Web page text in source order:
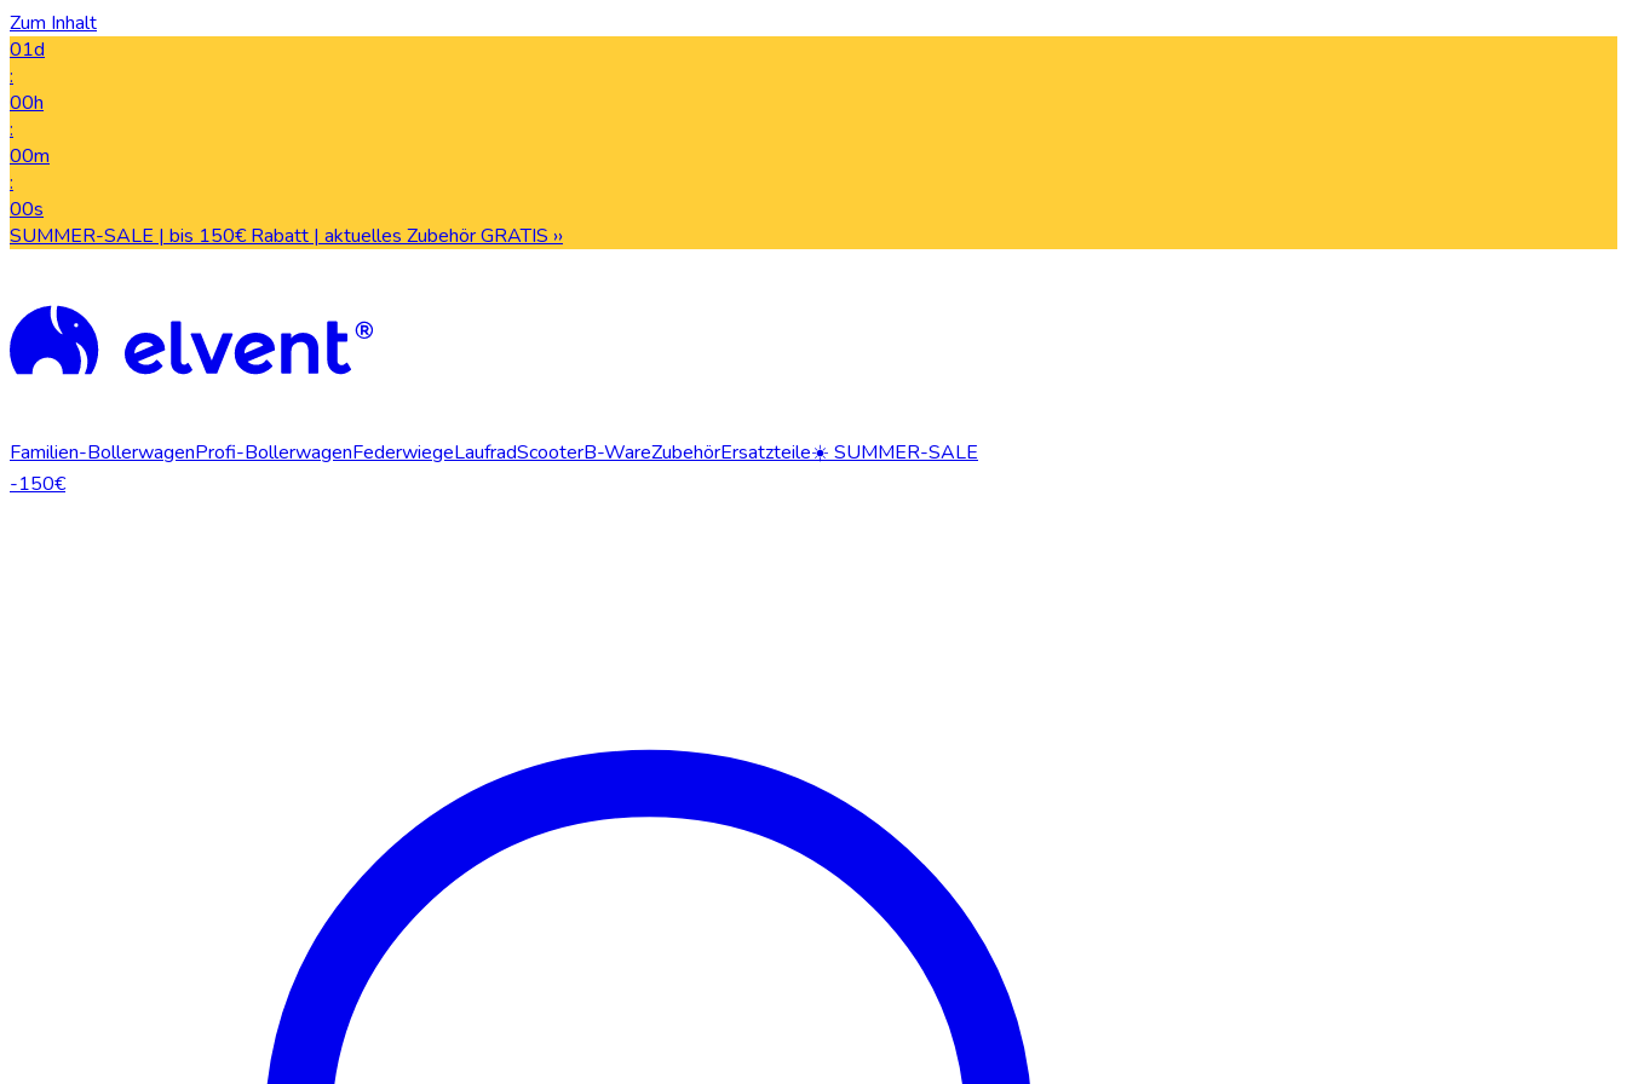
Zum Inhalt
01d
:
00h
:
00m
:
00s
SUMMER-SALE | bis 150€ Rabatt | aktuelles Zubehör GRATIS ››
Familien-BollerwagenProfi-BollerwagenFederwiegeLaufradScooterB-WareZubehörErsatzteile☀️ SUMMER-SALE
-150€